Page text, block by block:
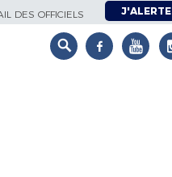
DES OFFICIELS J'ALERTE